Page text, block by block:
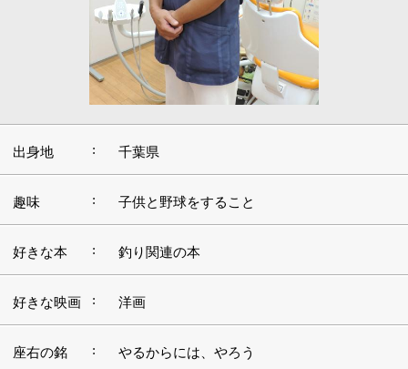
子供と野球をすること
釣り関連の本
洋画
座右の銘 やるからには、やろう
好きな音楽 ポップス
好きな場所
■自らの体験をもとに歯科医師になり、錦糸町
駅そばに開業
医者さんには本当にお世話になりました。入れ歯とイン
プラント以外の治療はほぼ経験しているほどで（笑）、
何度も通っているうちに、歯医者さんの仕事って「何だ
か面白そうだな」と感じるようになったんです。
大学卒業後は、勤務医として経験を積みました。そし